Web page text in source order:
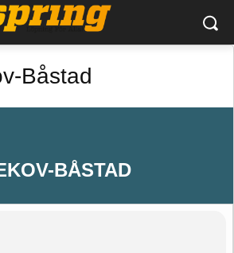
Båstad
BÅSTAD